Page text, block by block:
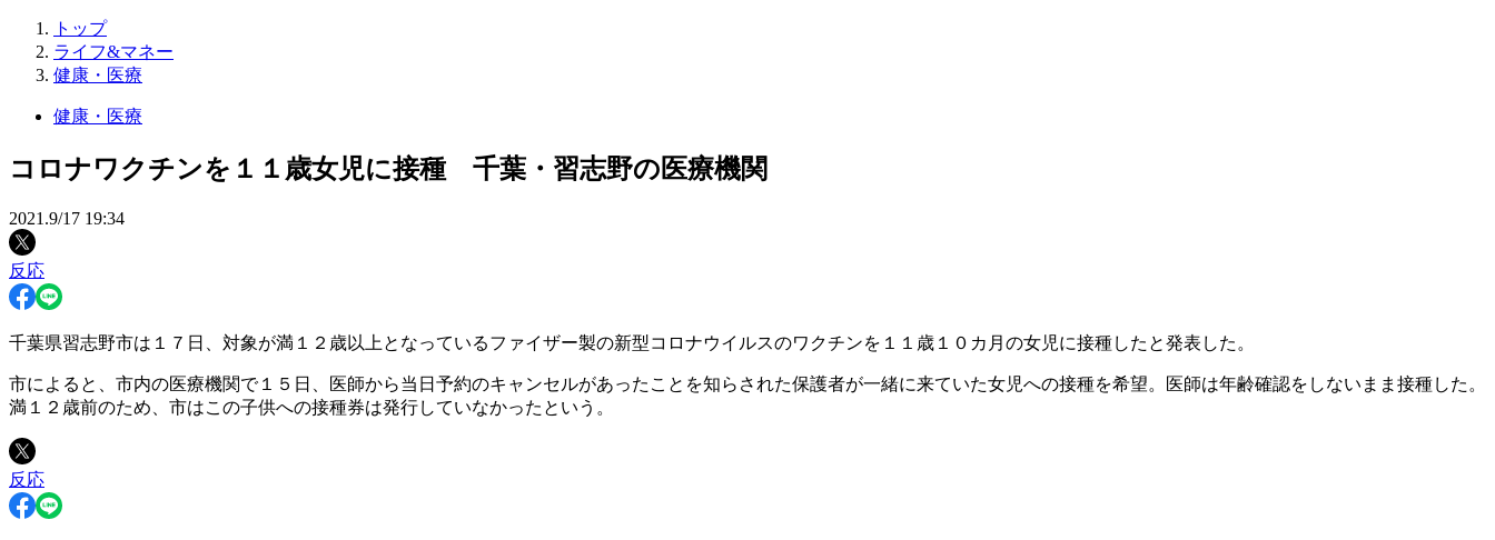
トップ
ライフ&マネー
健康・医療
健康・医療
コロナワクチンを１１歳女児に接種 千葉・習志野の医療機関
2021.9/17 19:34
反応
千葉県習志野市は１７日、対象が満１２歳以上となっているファイザー製の新型コロナウイルスのワクチンを１１歳１０カ月の女児に接種したと発表した。
市によると、市内の医療機関で１５日、医師から当日予約のキャンセルがあったことを知らされた保護者が一緒に来ていた女児への接種を希望。医師は年齢確認をしないまま接種した。
満１２歳前のため、市はこの子供への接種券は発行していなかったという。
反応